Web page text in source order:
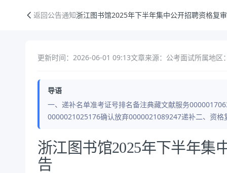
返回公告通知浙江图书馆2025年下半年集中公开招聘资格复
更新时间：2026-06-01 09:13文章来源：公考面试所属地区
导语
一、递补名单准考证号排名备注典藏文献服务
0000021025176确认放弃0000021089247递补二、资格
公告正文
浙江图书馆2025年下半年集
告